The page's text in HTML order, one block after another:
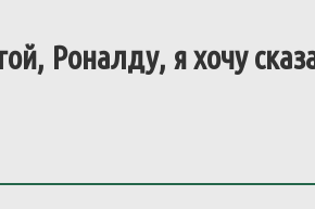
Роналду, я хочу